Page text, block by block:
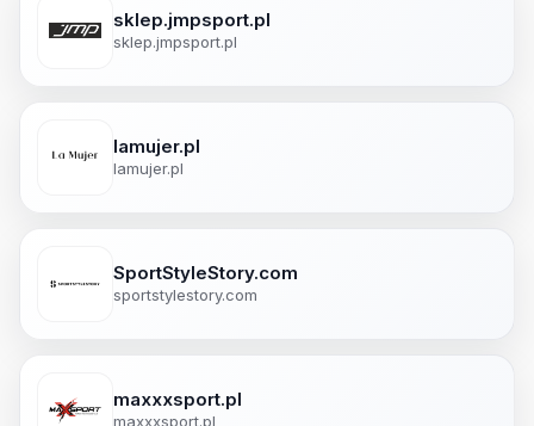
sklep.jmpsport.pl
sklep.jmpsport.pl
lamujer.pl
lamujer.pl
SportStyleStory.com
sportstylestory.com
maxxxsport.pl
maxxxsport.pl